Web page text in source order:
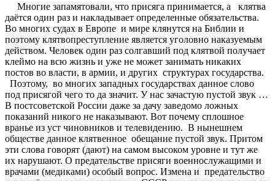
Многие запамятовали, что присяга принимается, а клятва
даётся один раз и накладывает определенные обязательства.
Во многих судах в Европе и мире клянутся на Библии и
поэтому клятвопреступление является уголовно наказуемым
действом. Человек один раз солгавший под клятвой получает
клеймо на всю жизнь и уже не может занимать никаких
постов во власти, в армии, и других структурах государства.
Поэтому, во многих западных государствах данное слово
под присягой чего то да значит. У нас зачастую пустой звук …
В постсоветской России даже за дачу заведомо ложных
показаний никого не наказывают. Вот почему сплошное
вранье из уст чиновников и телевидению. В нынешнем
обществе данное клятвенное обещание пустой звук. Притом
эти слова говорят (дают) на самом высоком уровне и тут же
их нарушают. О предательстве присяги военнослужащими и
врачами (медиками) особый вопрос. Измена и предательство